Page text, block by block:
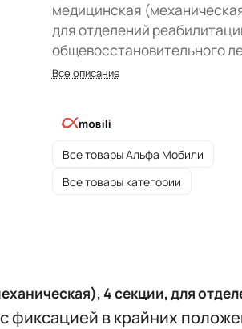
медицинская
для отделений
общевосстановительного
функции.Колеса, складные
механизмы регулировки.
Все описание
Все товары Альфа Мобили
Все товары категории
4 секции, для
фиксацией в крайних